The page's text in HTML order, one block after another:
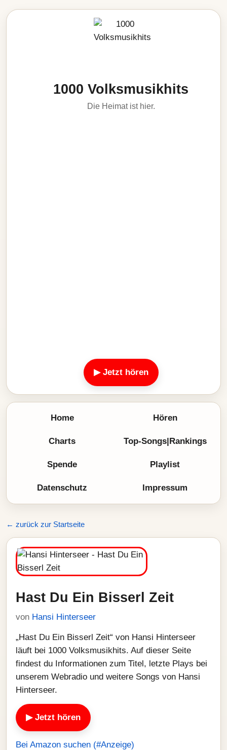
1000 Volksmusikhits
Die Heimat ist hier.
▶ Jetzt hören
Home Hören
Charts Top-Songs|Rankings
Spende Playlist
Datenschutz Impressum
← zurück zur Startseite
Hast Du Ein Bisserl Zeit
von Hansi Hinterseer
„Hast Du Ein Bisserl Zeit“ von Hansi Hinterseer
läuft bei 1000 Volksmusikhits. Auf dieser Seite
findest du Informationen zum Titel, letzte Plays bei
unserem Webradio und weitere Songs von Hansi
Hinterseer.
▶ Jetzt hören
Bei Amazon suchen (#Anzeige)